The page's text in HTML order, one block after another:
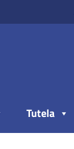
Tutela